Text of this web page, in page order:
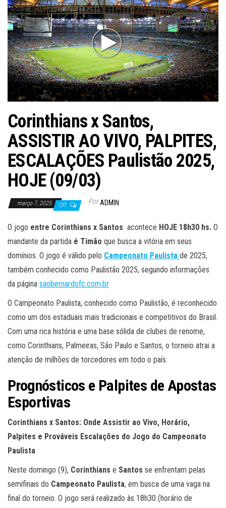
Corinthians x Santos,
ASSISTIR AO VIVO, PALPITES,
ESCALAÇÕES Paulistão 2025,
HOJE (09/03)
março 7, 2025 Off Por ADMIN
O jogo entre Corinthians x Santos acontece HOJE 18h30 hs. O
mandante da partida é Timão que busca a vitória em seus
domínios. O jogo é válido pelo Campeonato Paulista de 2025,
também conhecido como Paulistão 2025, segundo informações
da página saobernardofc.com.br
O Campeonato Paulista, conhecido como Paulistão, é reconhecido
como um dos estaduais mais tradicionais e competitivos do Brasil.
Com uma rica história e uma base sólida de clubes de renome,
como Corinthians, Palmeiras, São Paulo e Santos, o torneio atrai a
atenção de milhões de torcedores em todo o país.
Prognósticos e Palpites de Apostas
Esportivas
Corinthians x Santos: Onde Assistir ao Vivo, Horário,
Palpites e Prováveis Escalações do Jogo do Campeonato
Paulista
Neste domingo (9), Corinthians e Santos se enfrentam pelas
semifinais do Campeonato Paulista, em busca de uma vaga na
final do torneio. O jogo será realizado às 18h30 (horário de